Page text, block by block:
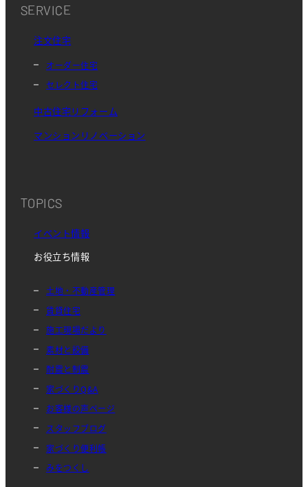
SERVICE
注文住宅
オーダー住宅
セレクト住宅
中古住宅リフォーム
マンションリノベーション
TOPICS
イベント情報
お役立ち情報
土地・不動産管理
賃貸住宅
施工現場だより
素材と設備
耐震と制震
家づくりQ&A
お客様の声ページ
スタッフブログ
家づくり便利帳
みをつくし